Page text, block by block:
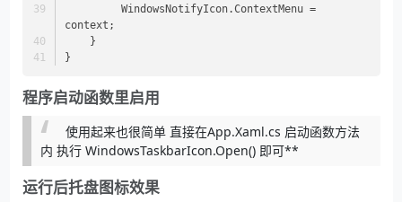
context;
    }
}
程序启动函数里启用
使用起来也很简单 直接在App.Xaml.cs 启动函数方法
内 执行 WindowsTaskbarIcon.Open() 即可**
运行后托盘图标效果